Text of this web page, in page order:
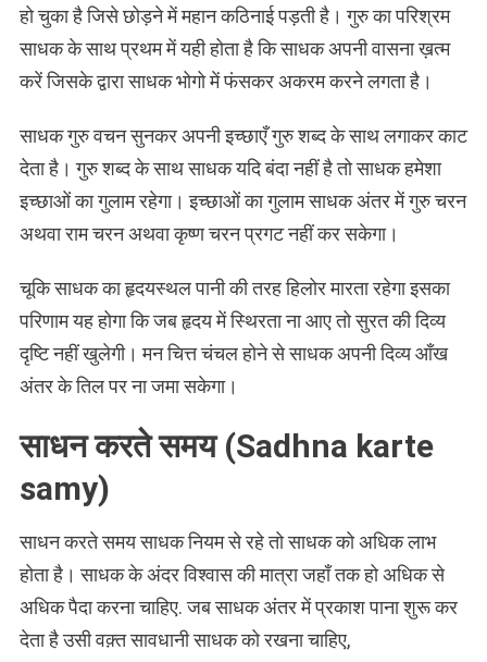
हो चुका है जिसे छोड़ने में महान कठिनाई पड़ती है। गुरु का परिश्रम
साधक के साथ प्रथम में यही होता है कि साधक अपनी वासना ख़त्म
करें जिसके द्वारा साधक भोगो में फंसकर अकरम करने लगता है।
साधक गुरु वचन सुनकर अपनी इच्छाएँ गुरु शब्द के साथ लगाकर काट
देता है। गुरु शब्द के साथ साधक यदि बंदा नहीं है तो साधक हमेशा
इच्छाओं का गुलाम रहेगा। इच्छाओं का गुलाम साधक अंतर में गुरु चरन
अथवा राम चरन अथवा कृष्ण चरन प्रगट नहीं कर सकेगा।
चूकि साधक का हृदयस्थल पानी की तरह हिलोर मारता रहेगा इसका
परिणाम यह होगा कि जब हृदय में स्थिरता ना आए तो सुरत की दिव्य
दृष्टि नहीं खुलेगी। मन चित्त चंचल होने से साधक अपनी दिव्य आँख
अंतर के तिल पर ना जमा सकेगा।
साधन करते समय (Sadhna karte
samy)
साधन करते समय साधक नियम से रहे तो साधक को अधिक लाभ
होता है। साधक के अंदर विश्वास की मात्रा जहाँ तक हो अधिक से
अधिक पैदा करना चाहिए. जब साधक अंतर में प्रकाश पाना शुरू कर
देता है उसी वक़्त सावधानी साधक को रखना चाहिए,